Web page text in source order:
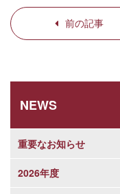
前の記事
NEWS
重要なお知らせ
2026年度